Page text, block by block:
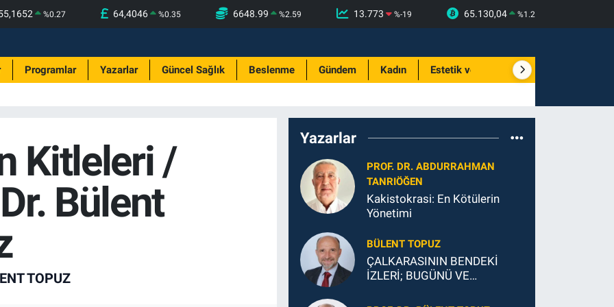
%0.27 64,4046 %0.35 6648.99 %2.59 13.773 %-19 65.130,04 %1.2
Programlar Yazarlar Güncel Sağlık Beslenme Gündem Kadın Estetik ve Güzellik
Kitleleri /
Bülent
TOPUZ
Yazarlar
PROF. DR. ABDURRAHMAN
TANRIÖĞEN
Kakistokrasi: En Kötülerin
Yönetimi
BÜLENT TOPUZ
ÇALKARASININ BENDEKİ
İZLERİ; BUGÜNÜ VE